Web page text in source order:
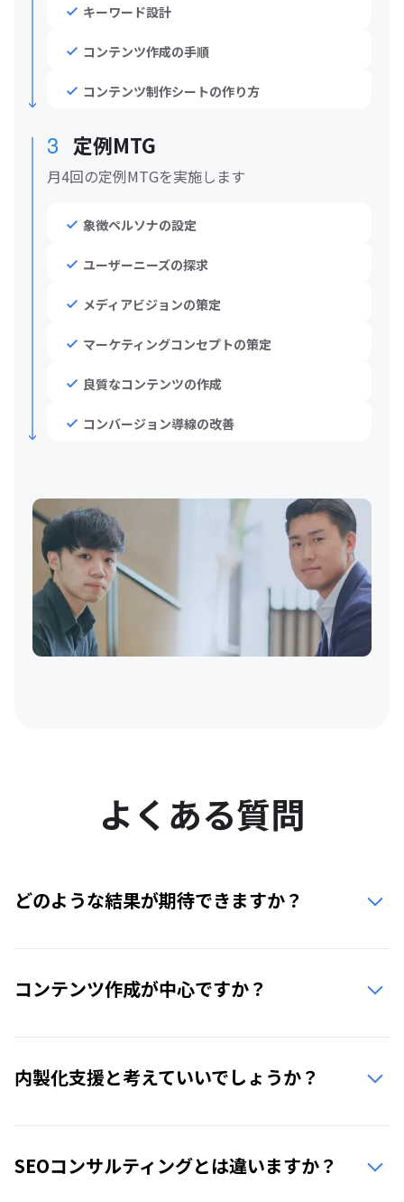
キーワード設計
コンテンツ作成の手順
コンテンツ制作シートの作り方
3 定例MTG
月4回の定例MTGを実施します
象徴ペルソナの設定
ユーザーニーズの探求
メディアビジョンの策定
マーケティングコンセプトの策定
良質なコンテンツの作成
コンバージョン導線の改善
よくある質問
どのような結果が期待できますか？
コンテンツ作成が中心ですか？
内製化支援と考えていいでしょうか？
SEOコンサルティングとは違いますか？